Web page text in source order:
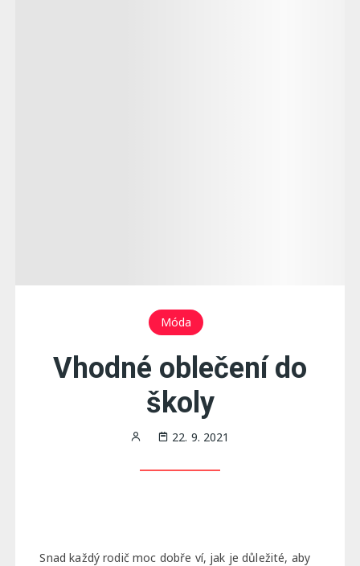
Móda
Vhodné oblečení do
školy
22. 9. 2021
Snad každý rodič moc dobře ví, jak je důležité, aby